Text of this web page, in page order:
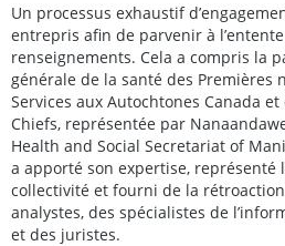
Un processus exhaustif
entrepris afin de parvenir à
renseignements. Cela a compris la
générale de la santé des Premières
Services aux Autochtones Canada
Chiefs, représentée par
Health and Social Secretariat of
a apporté son expertise, représenté
collectivité et fourni de la rétroaction
analystes, des spécialistes de
et des juristes.